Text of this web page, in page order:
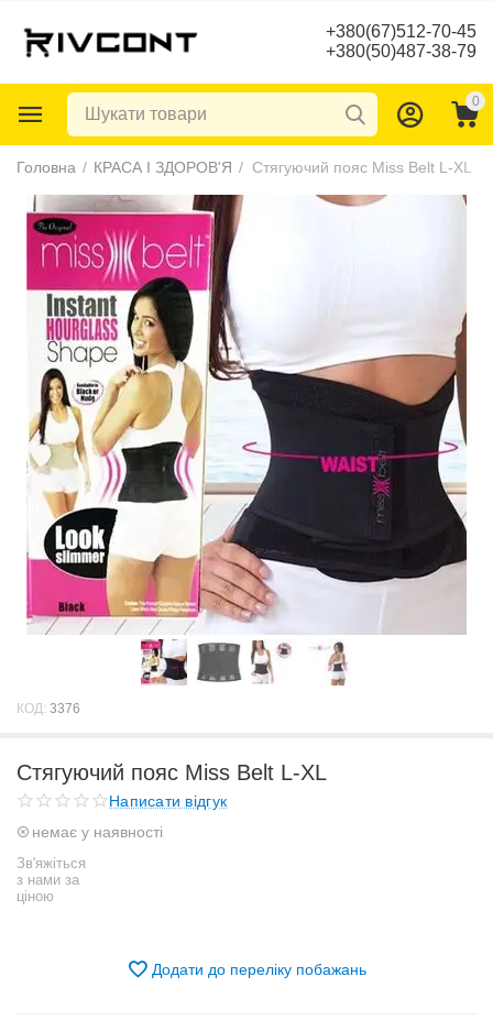
+380(67)512-70-45
+380(50)487-38-79
0
Головна / КРАСА І ЗДОРОВ'Я / Стягуючий пояс Miss Belt L-XL
КОД: 3376
Стягуючий пояс Miss Belt L-XL
Написати відгук
немає у наявності
Зв'яжіться
з нами за
ціною
Додати до переліку побажань